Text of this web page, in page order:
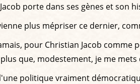
porte dans ses gènes et son
plus mépriser ce dernier,
pour Christian Jacob
que, modestement, je me mets
politique vraiment